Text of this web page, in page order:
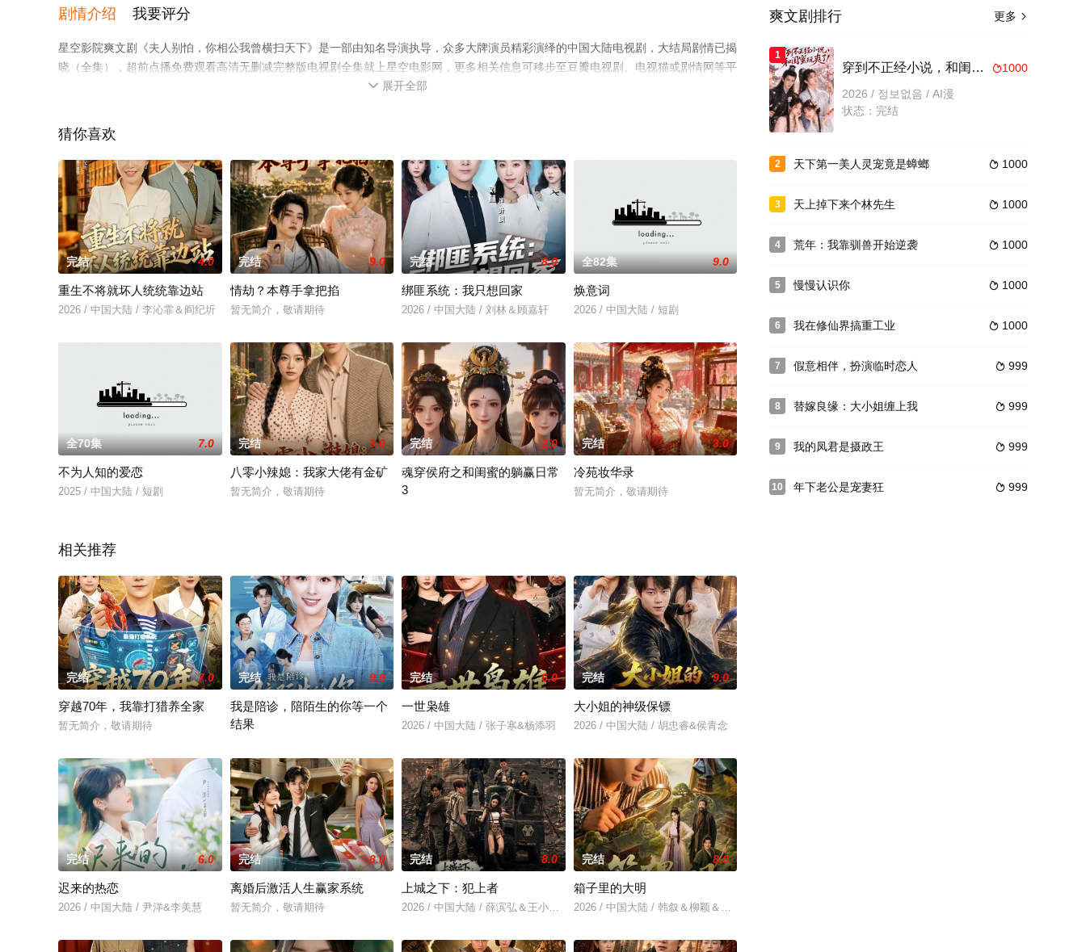
剧情介绍 我要评分
星空影院爽文剧《夫人别怕，你相公我曾横扫天下》是一部由知名导演执导，众多大牌演员精彩演绎的中国大陆电视剧，大结局剧情已揭
晓（全集），超前点播免费观看高清无删减完整版电视剧全集就上星空电影网，更多相关信息可移步至豆瓣电视剧、电视猫或剧情网等平
 展开全部
猜你喜欢
完结 4.0
重生不将就坏人统统靠边站
2026 / 中国大陆 / 李沁霏＆阎纪圻
完结 9.0
情劫？本尊手拿把掐
暂无简介，敬请期待
完结 8.0
绑匪系统：我只想回家
2026 / 中国大陆 / 刘林＆顾嘉轩
全82集 9.0
焕意词
2026 / 中国大陆 / 短剧
全70集 7.0
不为人知的爱恋
2025 / 中国大陆 / 短剧
完结 3.0
八零小辣媳：我家大佬有金矿
暂无简介，敬请期待
完结 2.0
魂穿侯府之和闺蜜的躺赢日常
3
完结 3.0
冷苑妆华录
暂无简介，敬请期待
相关推荐
完结 7.0
穿越70年，我靠打猎养全家
暂无简介，敬请期待
完结 9.0
我是陪诊，陪陌生的你等一个
结果
完结 6.0
一世枭雄
2026 / 中国大陆 / 张子寒&杨添羽
完结 9.0
大小姐的神级保镖
2026 / 中国大陆 / 胡忠睿&侯青念
完结 6.0
迟来的热恋
2026 / 中国大陆 / 尹洋&李美慧
完结 8.0
离婚后激活人生赢家系统
暂无简介，敬请期待
完结 8.0
上城之下：犯上者
2026 / 中国大陆 / 薛滨弘＆王小橙＆姜腾＆赵慧楠
完结 8.0
箱子里的大明
2026 / 中国大陆 / 韩叙＆柳颖＆郭晓宇＆王俊华
更多 
爽文剧排行
1
1000
穿到不正经小说，和闺蜜玩爽了
2026 / 정보없음 / AI漫
状态：完结
2  1000
天下第一美人灵宠竟是蟑螂
3  1000
天上掉下来个林先生
4  1000
荒年：我靠驯兽开始逆袭
5  1000
慢慢认识你
6  1000
我在修仙界搞重工业
7  999
假意相伴，扮演临时恋人
8  999
替嫁良缘：大小姐缠上我
9  999
我的凤君是摄政王
10  999
年下老公是宠妻狂